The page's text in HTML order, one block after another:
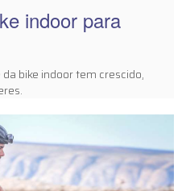
indoor para
bike indoor tem crescido,